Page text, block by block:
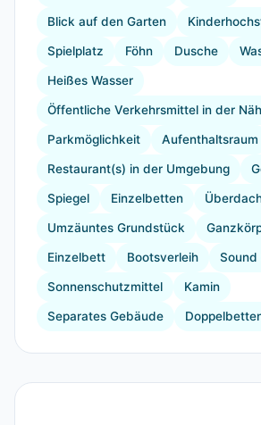
Blick auf den Garten
Spielplatz Föhn Dusche
Heißes Wasser
Öffentliche Verkehrsmittel in der
Parkmöglichkeit Aufenthaltsraum
Restaurant(s) in der Umgebung
Spiegel Einzelbetten
Umzäuntes Grundstück
Einzelbett Bootsverleih Sound
Sonnenschutzmittel Kamin
Separates Gebäude